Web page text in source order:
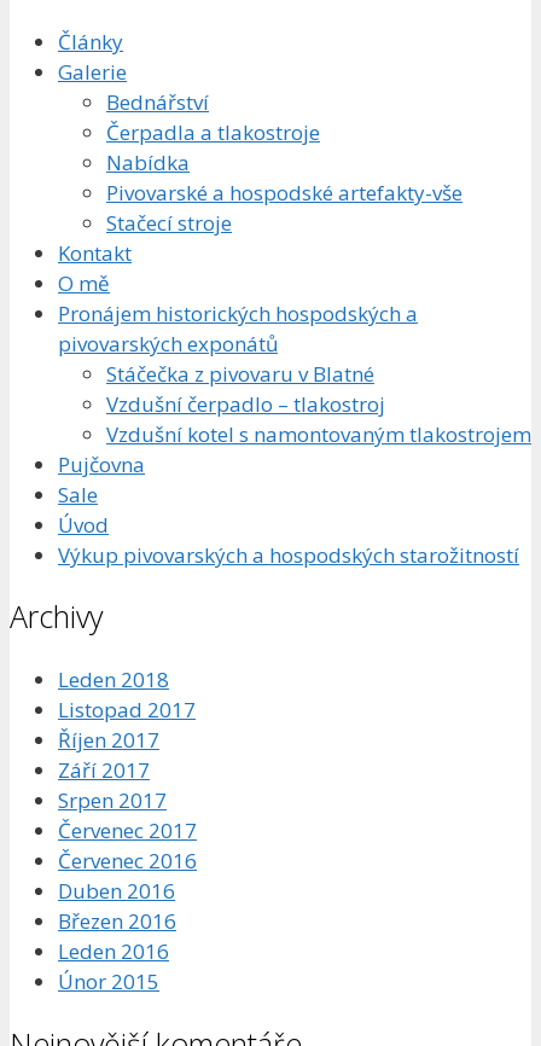
Články
Galerie
Bednářství
Čerpadla a tlakostroje
Nabídka
Pivovarské a hospodské artefakty-vše
Stačecí stroje
Kontakt
O mě
Pronájem historických hospodských a
pivovarských exponátů
Stáčečka z pivovaru v Blatné
Vzdušní čerpadlo – tlakostroj
Vzdušní kotel s namontovaným tlakostrojem
Pujčovna
Sale
Úvod
Výkup pivovarských a hospodských starožitností
Archivy
Leden 2018
Listopad 2017
Říjen 2017
Září 2017
Srpen 2017
Červenec 2017
Červenec 2016
Duben 2016
Březen 2016
Leden 2016
Únor 2015